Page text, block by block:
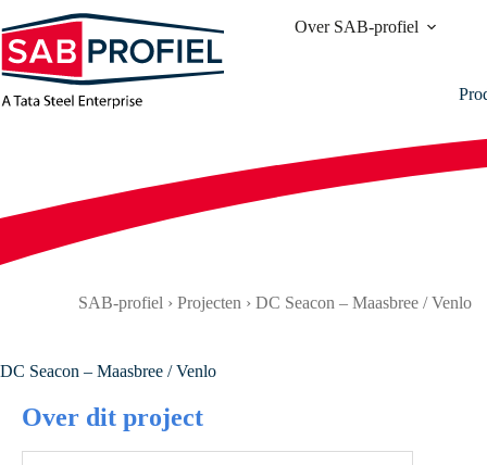
naar
de
inhoud
Over SAB-profiel
SAB-profiel › Projecten › DC Seacon – Maasbree / Venlo
DC Seacon – Maasbree / Venlo
Over dit project